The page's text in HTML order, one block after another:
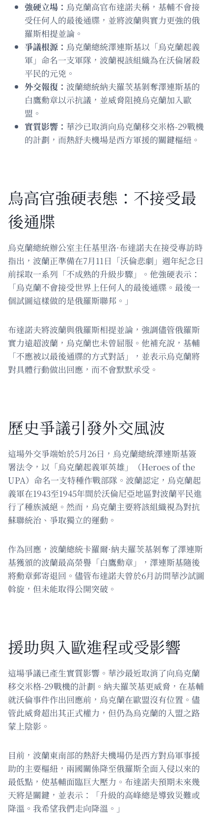
強硬立場： 烏克蘭高官布達諾夫稱，基輔不會接
受任何人的最後通牒，並將波蘭與實力更強的俄
羅斯相提並論。
爭議根源： 烏克蘭總統澤連斯基以「烏克蘭起義
軍」命名一支軍隊，波蘭視該組織為在沃倫屠殺
平民的元兇。
外交報復： 波蘭總統納夫羅茨基剝奪澤連斯基的
白鷹勳章以示抗議，並威脅阻撓烏克蘭加入歐
盟。
實質影響： 華沙已取消向烏克蘭移交米格-29戰機
的計劃，而熱舒夫機場是西方軍援的關鍵樞紐。
烏高官強硬表態：不接受最
後通牒
烏克蘭總統辦公室主任基里洛·布達諾夫在接受專訪時
指出，波蘭正準備在7月11日「沃倫悲劇」週年紀念日
前採取一系列「不成熟的升級步驟」。他強硬表示：
「烏克蘭不會接受世界上任何人的最後通牒。最後一
個試圖這樣做的是俄羅斯聯邦。」
布達諾夫將波蘭與俄羅斯相提並論，強調儘管俄羅斯
實力遠超波蘭，烏克蘭也未曾屈服。他補充說，基輔
「不應被以最後通牒的方式對話」，並表示烏克蘭將
對具體行動做出回應，而不會默默承受。
歷史爭議引發外交風波
這場外交爭端始於5月26日，烏克蘭總統澤連斯基簽
署法令，以「烏克蘭起義軍英雄」（Heroes of the
UPA）命名一支特種作戰部隊。波蘭認定，烏克蘭起
義軍在1943至1945年間於沃倫尼亞地區對波蘭平民進
行了種族滅絕。然而，烏克蘭主要將該組織視為對抗
蘇聯統治、爭取獨立的運動。
作為回應，波蘭總統卡羅爾·納夫羅茨基剝奪了澤連斯
基獲頒的波蘭最高榮譽「白鷹勳章」，澤連斯基隨後
將勳章郵寄退回。儘管布達諾夫曾於6月訪問華沙試圖
斡旋，但未能取得公開突破。
援助與入歐進程或受影響
這場爭議已產生實質影響。華沙最近取消了向烏克蘭
移交米格-29戰機的計劃。納夫羅茨基更威脅，在基輔
就沃倫事件作出回應前，烏克蘭在歐盟沒有位置。儘
管此威脅超出其正式權力，但仍為烏克蘭的入盟之路
蒙上陰影。
目前，波蘭東南部的熱舒夫機場仍是西方對烏軍事援
助的主要樞紐，兩國關係降至俄羅斯全面入侵以來的
最低點，使基輔面臨巨大壓力。布達諾夫預期未來幾
天將是關鍵，並表示：「升級的高峰總是導致災難或
降溫。我希望我們走向降溫。」